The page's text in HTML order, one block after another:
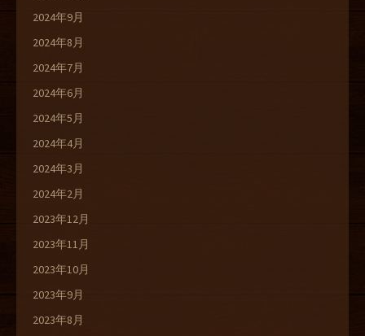
2024年9月
2024年8月
2024年7月
2024年6月
2024年5月
2024年4月
2024年3月
2024年2月
2023年12月
2023年11月
2023年10月
2023年9月
2023年8月